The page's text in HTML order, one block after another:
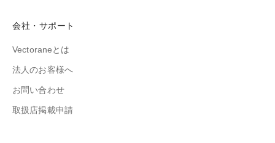
会社・サポート
Vectoraneとは
法人のお客様へ
お問い合わせ
取扱店掲載申請